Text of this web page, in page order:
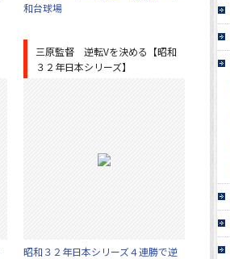
和台球場
三原監督 逆転Vを決める【昭和
３２年日本シリーズ】
昭和３２年日本シリーズ４連勝で逆